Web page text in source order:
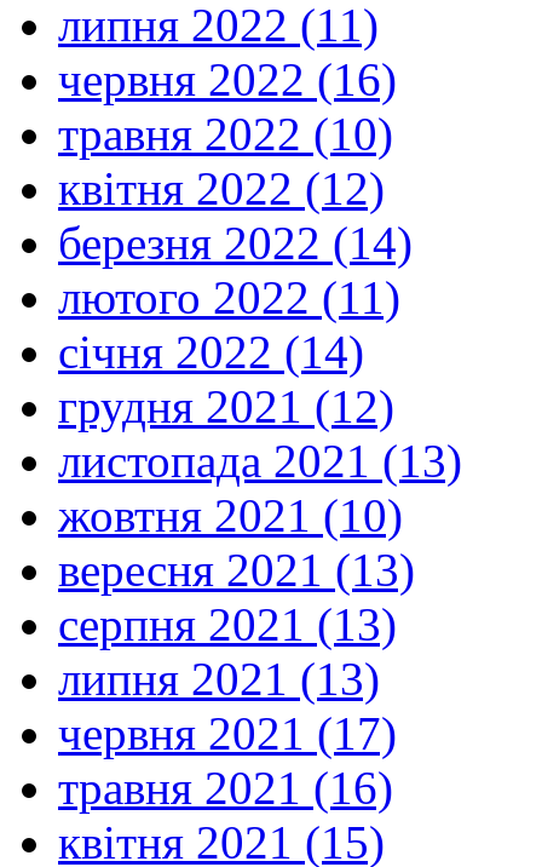
липня 2022 (11)
червня 2022 (16)
травня 2022 (10)
квітня 2022 (12)
березня 2022 (14)
лютого 2022 (11)
січня 2022 (14)
грудня 2021 (12)
листопада 2021 (13)
жовтня 2021 (10)
вересня 2021 (13)
серпня 2021 (13)
липня 2021 (13)
червня 2021 (17)
травня 2021 (16)
квітня 2021 (15)